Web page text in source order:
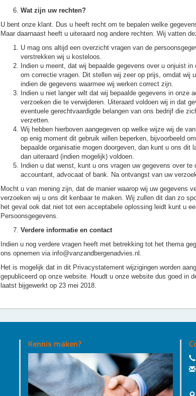
Wat zijn uw rechten?
U bent onze klant. Dus u heeft recht om te bepalen welke
Maar daarnaast heeft u uiteraard nog andere rechten. Wij vatten
U mag ons altijd een overzicht vragen van de
verstrekken wij u kosteloos.
Indien u meent, dat wij bepaalde gegevens over u onjuist
om correctie vragen. Dit stellen wij zeer op prijs, omdat wij
indien de gegevens waarmee wij werken correct zijn.
Indien u niet langer wilt dat wij bepaalde gegevens in onze
verzoeken die te verwijderen. Uiteraard voldoen wij in dat
eventuele gerechtvaardigde belangen van ons bedrijf die
verzetten.
Wij hebben hierboven aangegeven op welke wijze wij de
op enig moment dit gebruik willen beperken, bijvoorbeeld
bepaalde organisatie mogen doorgeven, dan kunt u ons dit
dan uiteraard (indien mogelijk) voldoen.
Indien u dat wenst, kunt u ons vragen uw gegevens over te
accountant, advocaat of bank. Na ontvangst van uw
Mocht u van mening zijn, dat de manier waarop wij uw gegevens
verzoeken wij u ons dit kenbaar te maken. Wij zullen dit dan zo
het geval ook dat niet tot een acceptabele oplossing leidt kunt u
Persoonsgegevens.
Verdere informatie en contact
Indien u nog verdere vragen heeft met betrekking tot het thema
ons opnemen via info@vanzandbergenadvies.nl.
Het is mogelijk dat in dit Privacystatement wijzigingen worden
gepubliceerd op onze website. Houdt u onze website dus goed in
laatst bijgewerkt op 23 mei 2018.
Kennis maken?